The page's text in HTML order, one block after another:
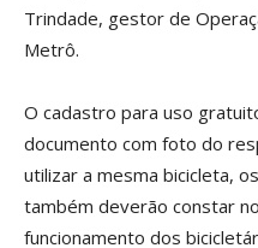
Trindade, gestor de
Metrô.
O cadastro para uso
documento com foto do
utilizar a mesma bicicleta,
também deverão constar
funcionamento dos